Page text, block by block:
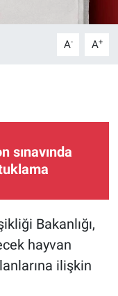
A- A+
sınavında
Bakanlığı,
hayvan
ilişkin